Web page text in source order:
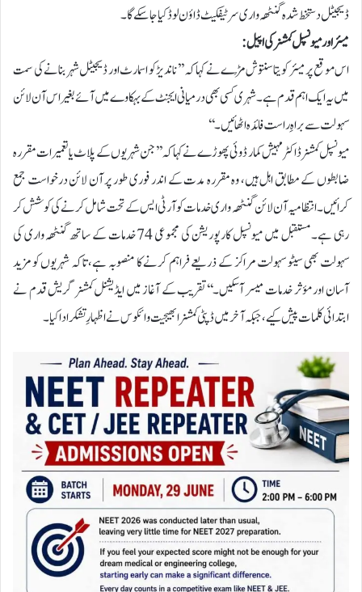
ڈیجیٹل دستخط شدہ گنٹھہ واری سرٹیفکیٹ ڈاؤن لوڈ کیا جا سکے گا۔
میئر اور میونسپل کمشنر کی اپیل:
اس موقع پر میئر کویتا سنتوش مُڑے نے کہا کہ ’’ناندیڑ کو اسمارٹ اور ڈیجیٹل شہر بنانے کی سمت
میں یہ ایک اہم قدم ہے۔ شہری کسی بھی درمیانی ایجنٹ کے بہکاوے میں آئے بغیر اس آن لائن
سہولت سے براہِ راست فائدہ اٹھائیں۔‘‘
میونسپل کمشنر ڈاکٹر مہیش کمار ڈوئی پھوڑے نے کہا کہ ’’جن شہریوں کے پلاٹ یا تعمیرات مقررہ
ضابطوں کے مطابق اہل ہیں، وہ مقررہ مدت کے اندر فوری طور پر آن لائن درخواست جمع
کرائیں۔ انتظامیہ آن لائن گنٹھہ واری خدمات کو آر ٹی ایس کے تحت شامل کرنے کی کوشش کر
رہی ہے۔ مستقبل میں میونسپل کارپوریشن کی مجموعی 74 خدمات کے ساتھ گنٹھہ واری کی
سہولت بھی سیٹو سہولت مراکز کے ذریعے فراہم کرنے کا منصوبہ ہے، تاکہ شہریوں کو مزید
آسان اور مؤثر خدمات میسر آسکیں۔‘‘تقریب کے آغاز میں ایڈیشنل کمشنر گریش قدم نے
ابتدائی کلمات پیش کیے، جبکہ آخر میں ڈپٹی کمشنر ابھیجیت وائکوس نے اظہارِ تشکر ادا کیا۔